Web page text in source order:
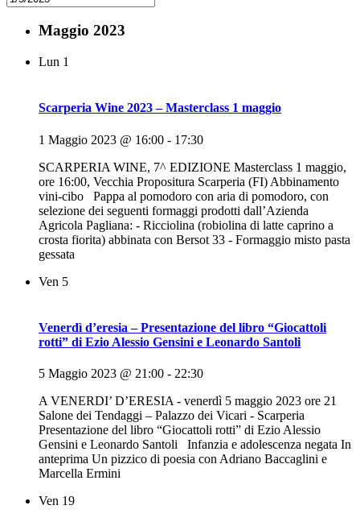
Maggio 2023
Lun 1
Scarperia Wine 2023 – Masterclass 1 maggio
1 Maggio 2023 @ 16:00 - 17:30
SCARPERIA WINE, 7^ EDIZIONE Masterclass 1 maggio,
ore 16:00, Vecchia Propositura Scarperia (FI) Abbinamento
vini-cibo Pappa al pomodoro con aria di pomodoro, con
selezione dei seguenti formaggi prodotti dall’Azienda
Agricola Pagliana: - Ricciolina (robiolina di latte caprino a
crosta fiorita) abbinata con Bersot 33 - Formaggio misto pasta
gessata
Ven 5
Venerdì d’eresia – Presentazione del libro “Giocattoli
rotti” di Ezio Alessio Gensini e Leonardo Santoli
5 Maggio 2023 @ 21:00 - 22:30
A VENERDI’ D’ERESIA - venerdì 5 maggio 2023 ore 21
Salone dei Tendaggi – Palazzo dei Vicari - Scarperia
Presentazione del libro “Giocattoli rotti” di Ezio Alessio
Gensini e Leonardo Santoli Infanzia e adolescenza negata In
anteprima Un pizzico di poesia con Adriano Baccaglini e
Marcella Ermini
Ven 19